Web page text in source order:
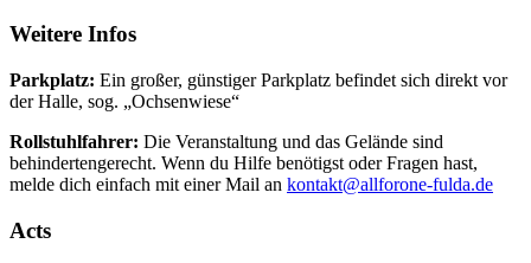
Weitere Infos
Parkplatz: Ein großer, günstiger Parkplatz befindet sich direkt vor
der Halle, sog. „Ochsenwiese“
Rollstuhlfahrer: Die Veranstaltung und das Gelände sind
behindertengerecht. Wenn du Hilfe benötigst oder Fragen hast,
melde dich einfach mit einer Mail an kontakt@allforone-fulda.de
Acts